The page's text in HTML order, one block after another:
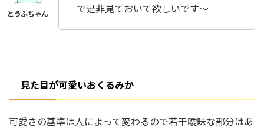
で是非見ておいて欲しいです～
見た目が可愛いおくるみか
可愛さの基準は人によって変わるので若干曖昧な部分はあ